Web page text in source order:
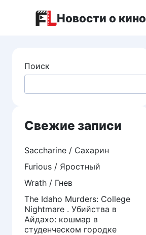
Новости о кино
Поиск
Свежие записи
Saccharine / Сахарин
Furious / Яростный
Wrath / Гнев
The Idaho Murders: College
Nightmare . Убийства в
Айдахо: кошмар в
студенческом городке